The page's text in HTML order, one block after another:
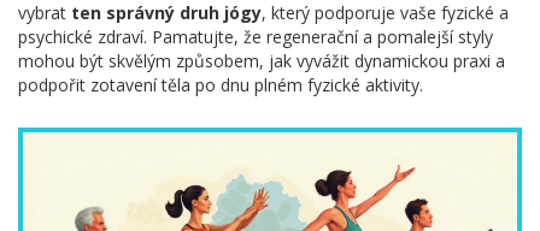
vybrat ten správný druh jógy, který podporuje vaše fyzické a
psychické zdraví. Pamatujte, že regenerační a pomalejší styly
mohou být skvělým způsobem, jak vyvážit dynamickou praxi a
podpořit zotavení těla po dnu plném fyzické aktivity.